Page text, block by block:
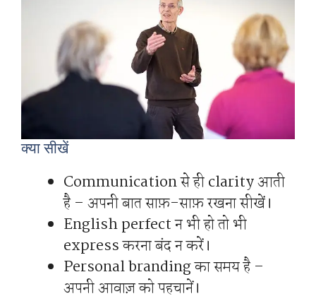
क्या सीखें
Communication से ही clarity आती
है – अपनी बात साफ़-साफ़ रखना सीखें।
English perfect न भी हो तो भी
express करना बंद न करें।
Personal branding का समय है –
अपनी आवाज़ को पहचानें।